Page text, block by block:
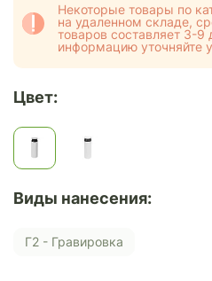
Некоторые товары по
на удаленном складе,
товаров составляет 3-
информацию уточняйте
Цвет:
Виды нанесения:
Г2 - Гравировка